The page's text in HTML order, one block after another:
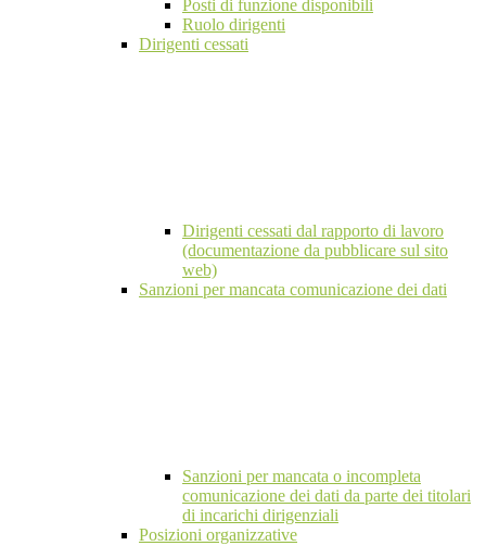
Posti di funzione disponibili
Ruolo dirigenti
Dirigenti cessati
Dirigenti cessati dal rapporto di lavoro
(documentazione da pubblicare sul sito
web)
Sanzioni per mancata comunicazione dei dati
Sanzioni per mancata o incompleta
comunicazione dei dati da parte dei titolari
di incarichi dirigenziali
Posizioni organizzative